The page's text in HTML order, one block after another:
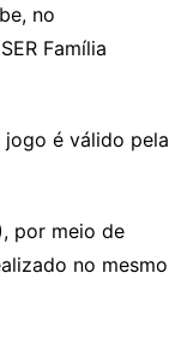
no
Família
jogo é válido pela
por meio de
no mesmo